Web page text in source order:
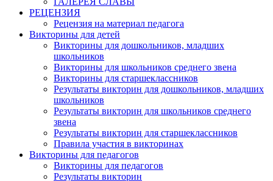
РЕЦЕНЗИЯ
Рецензия на материал педагога
Викторины для детей
Викторины для дошкольников, младших
школьников
Викторины для школьников среднего звена
Викторины для старшеклассников
Результаты викторин для дошкольников, младших
школьников
Результаты викторин для школьников среднего
звена
Результаты викторин для старшеклассников
Правила участия в викторинах
Викторины для педагогов
Викторины для педагогов
Результаты викторин